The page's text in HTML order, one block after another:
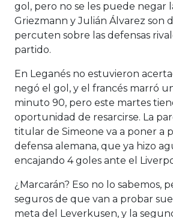
gol, pero no se les puede negar
Griezmann y Julián Álvarez son
percuten sobre las defensas
partido.
En Leganés no estuvieron
negó el gol, y el francés marró
minuto 90, pero este martes
oportunidad de resarcirse. La
titular de Simeone va a poner a
defensa alemana, que ya hizo
encajando 4 goles ante el
¿Marcarán? Eso no lo sabemos,
seguros de que van a probar
meta del Leverkusen, y la